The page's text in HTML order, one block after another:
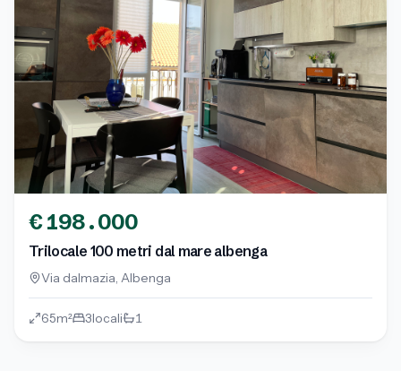
€198.000
Trilocale 100 metri dal mare albenga
Via dalmazia, Albenga
65m² 3locali 1